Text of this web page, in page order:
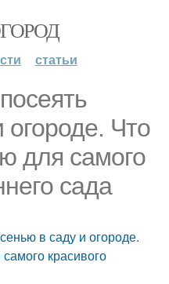
статьи
Что
для самого
сада
в саду и огороде.
красивого